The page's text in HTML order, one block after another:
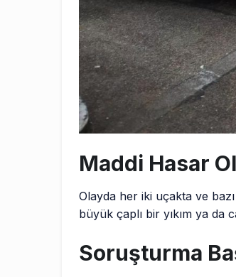
Maddi Hasar
Olayda her iki uçakta ve
büyük çaplı bir yıkım ya da
Soruşturma